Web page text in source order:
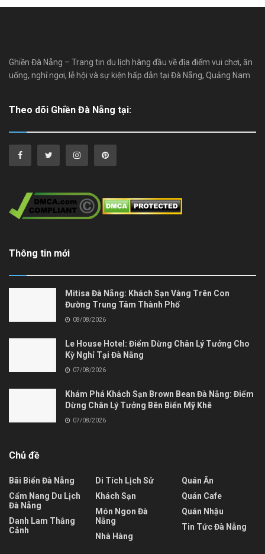
Ghiền Đà Nẵng – Trang tin du lịch hàng đầu về địa điểm vui chơi, ăn
uống, nghỉ ngơi, lễ hội và sự kiện hấp dẫn tại Đà Nẵng, Quảng Nam
Theo dõi Ghiền Đà Nẵng tại:
Thông tin mới
Mitisa Đà Nẵng: Khách Sạn Vàng Trên Con
Đường Trung Tâm Thành Phố
08/08/2026
Le House Hotel: Điểm Dừng Chân Lý Tưởng Cho
Kỳ Nghỉ Tại Đà Nẵng
07/08/2026
Khám Phá Khách Sạn Brown Bean Đà Nẵng: Điểm
Dừng Chân Lý Tưởng Bên Biển Mỹ Khê
07/08/2026
Chủ đề
Bãi Biển Đà Nẵng
Cẩm Nang Du Lịch
Đà Nẵng
Danh Lam Thắng
Cảnh
Di Tích Lịch Sử
Khách Sạn
Món Ngon Đà
Nẵng
Nhà Hàng
Quán Ăn
Quán Cafe
Quán Nhậu
Tin Tức Đà Nẵng